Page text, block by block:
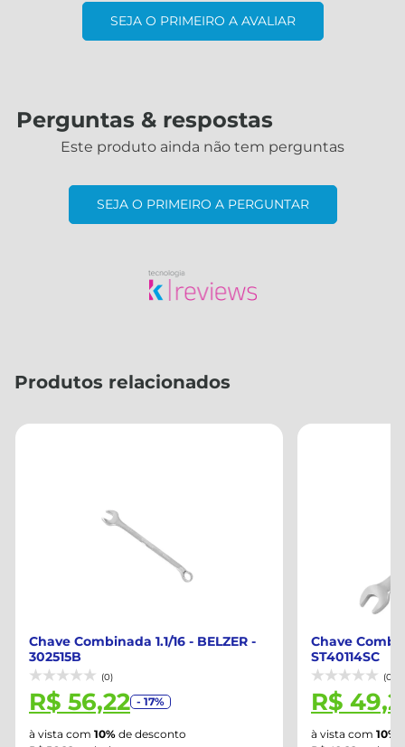
SEJA O PRIMEIRO A AVALIAR
Perguntas & respostas
Este produto ainda não tem perguntas
SEJA O PRIMEIRO A PERGUNTAR
Produtos relacionados
Chave Combinada 1.1/16 - BELZER -
302515B
(0)
R$ 56,22 - 17%
à vista com 10%de desconto
Chave
ST40114SC
(0)
R$
à vista com 10%